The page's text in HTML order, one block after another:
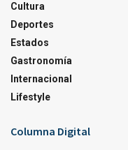
Cultura
Deportes
Estados
Gastronomía
Internacional
Lifestyle
Columna Digital